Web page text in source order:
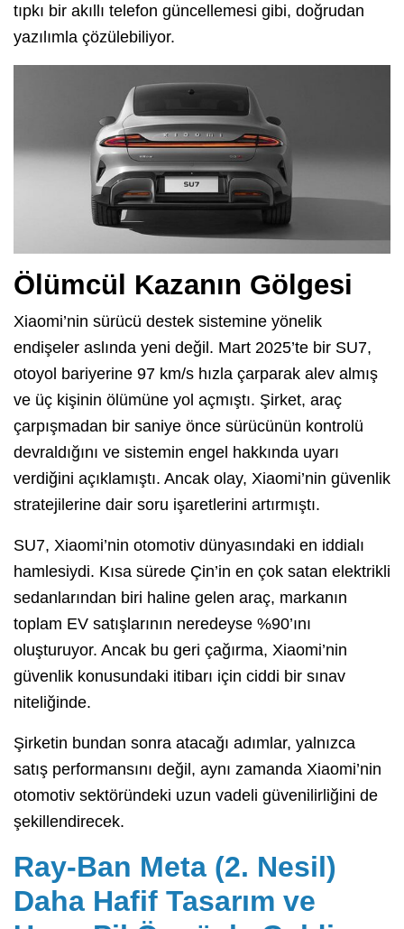
tıpkı bir akıllı telefon güncellemesi gibi, doğrudan
yazılımla çözülebiliyor.
Ölümcül Kazanın Gölgesi
Xiaomi’nin sürücü destek sistemine yönelik
endişeler aslında yeni değil. Mart 2025’te bir SU7,
otoyol bariyerine 97 km/s hızla çarparak alev almış
ve üç kişinin ölümüne yol açmıştı. Şirket, araç
çarpışmadan bir saniye önce sürücünün kontrolü
devraldığını ve sistemin engel hakkında uyarı
verdiğini açıklamıştı. Ancak olay, Xiaomi’nin güvenlik
stratejilerine dair soru işaretlerini artırmıştı.
SU7, Xiaomi’nin otomotiv dünyasındaki en iddialı
hamlesiydi. Kısa sürede Çin’in en çok satan elektrikli
sedanlarından biri haline gelen araç, markanın
toplam EV satışlarının neredeyse %90’ını
oluşturuyor. Ancak bu geri çağırma, Xiaomi’nin
güvenlik konusundaki itibarı için ciddi bir sınav
niteliğinde.
Şirketin bundan sonra atacağı adımlar, yalnızca
satış performansını değil, aynı zamanda Xiaomi’nin
otomotiv sektöründeki uzun vadeli güvenilirliğini de
şekillendirecek.
Ray-Ban Meta (2. Nesil)
Daha Hafif Tasarım ve